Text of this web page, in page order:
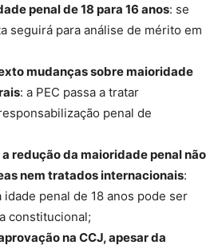
penal de 18 para 16 anos: se
seguirá para análise de mérito em
mudanças sobre maioridade
: a PEC passa a tratar
penal de
redução da maioridade penal não
nem tratados internacionais:
penal de 18 anos pode ser
constitucional;
na CCJ, apesar da